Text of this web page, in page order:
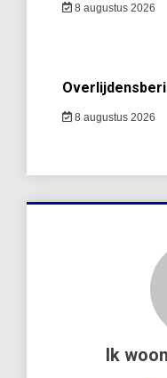
8 augustus 2026
8 augustus 2026
Ik